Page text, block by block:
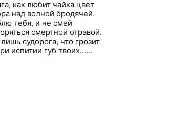
как любит чайка цвет
над волной бродячей.
тебя, и не смей
смертной отравой.
судорога, что грозит
испитии губ твоих…...